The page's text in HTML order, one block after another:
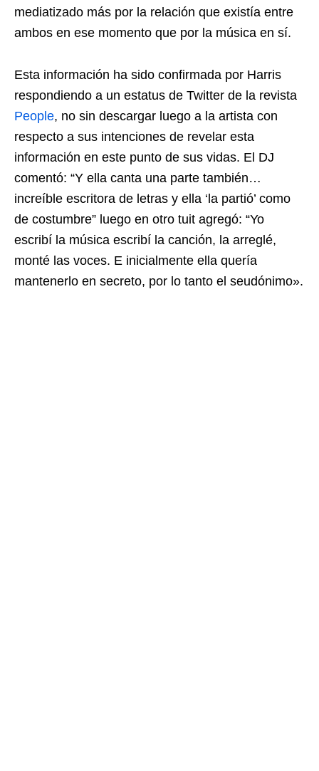
mediatizado más por la relación que existía entre
ambos en ese momento que por la música en sí.
Esta información ha sido confirmada por Harris
respondiendo a un estatus de Twitter de la revista
People, no sin descargar luego a la artista con
respecto a sus intenciones de revelar esta
información en este punto de sus vidas. El DJ
comentó: “Y ella canta una parte también…
increíble escritora de letras y ella ‘la partió’ como
de costumbre” luego en otro tuit agregó: “Yo
escribí la música escribí la canción, la arreglé,
monté las voces. E inicialmente ella quería
mantenerlo en secreto, por lo tanto el seudónimo».